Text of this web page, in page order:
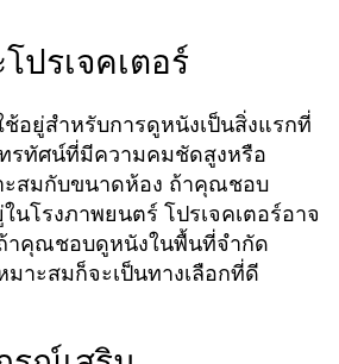
ปรเจคเตอร์
อยู่สำหรับการดูหนังเป็นสิ่งแรกที่
รทัศน์ที่มีความคมชัดสูงหรือ
ะสมกับขนาดห้อง ถ้าคุณชอบ
นโรงภาพยนตร์ โปรเจคเตอร์อาจ
าคุณชอบดูหนังในพื้นที่จำกัด
าะสมก็จะเป็นทางเลือกที่ดี